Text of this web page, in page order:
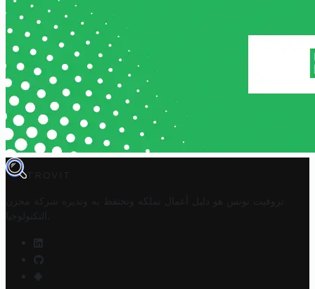
TROVIT
تروفيت تونس هو دليل أعمال تملكه وتحتفظ به وتديره
شركة مخزن
التكنولوجيا